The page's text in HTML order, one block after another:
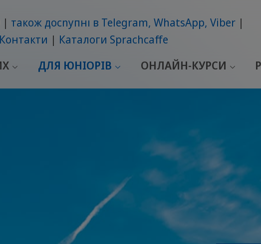
також досnупні в Telegram, WhatsApp, Viber
Контакти
Каталоги Sprachcaffe
ДЛЯ ЮНІОРІВ ОНЛАЙН-КУРСИ